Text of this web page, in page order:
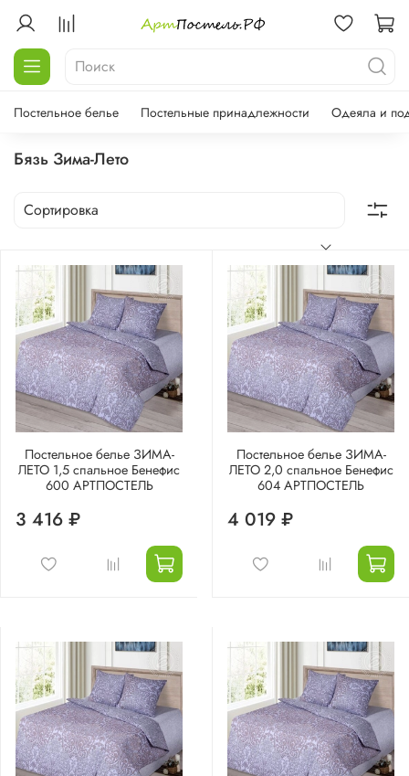
Постельное белье Постельные принадлежности Одеяла и
Бязь Зима-Лето
Постельное белье ЗИМА-
ЛЕТО 1,5 спальное Бенефис
600 АРТПОСТЕЛЬ
3 416 ₽
Постельное белье ЗИМА-
ЛЕТО 2,0 спальное Бенефис
604 АРТПОСТЕЛЬ
4 019 ₽